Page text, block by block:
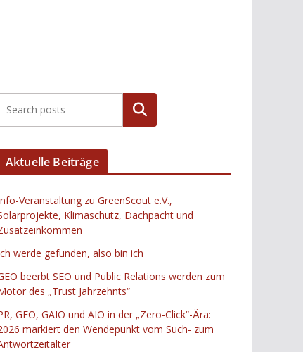
Suchen
Aktuelle Beiträge
Veranstaltung zu GreenScout e.V.,
Klimaschutz, Dachpacht und
werde gefunden, also bin ich
beerbt SEO und Public Relations werden zum
des „Trust Jahrzehnts“
GEO, GAIO und AIO in der „Zero-Click“-Ära:
markiert den Wendepunkt vom Such- zum